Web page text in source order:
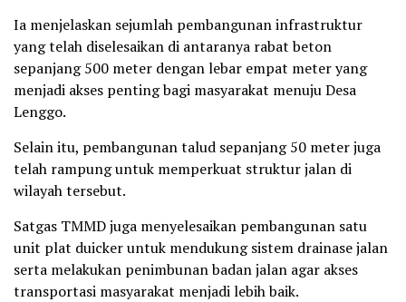
Ia menjelaskan sejumlah pembangunan infrastruktur
yang telah diselesaikan di antaranya rabat beton
sepanjang 500 meter dengan lebar empat meter yang
menjadi akses penting bagi masyarakat menuju Desa
Lenggo.
Selain itu, pembangunan talud sepanjang 50 meter juga
telah rampung untuk memperkuat struktur jalan di
wilayah tersebut.
Satgas TMMD juga menyelesaikan pembangunan satu
unit plat duicker untuk mendukung sistem drainase jalan
serta melakukan penimbunan badan jalan agar akses
transportasi masyarakat menjadi lebih baik.